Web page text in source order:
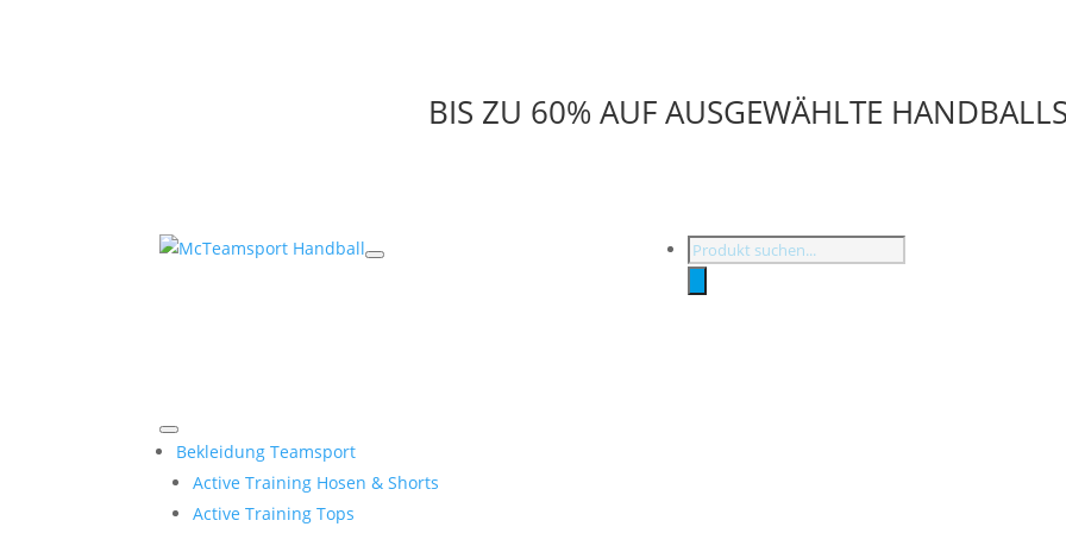
BIS ZU 60% AUF AUSGEWÄHLTE
Products
Bekleidung Teamsport
Active Training Hosen & Shorts
Active Training Tops